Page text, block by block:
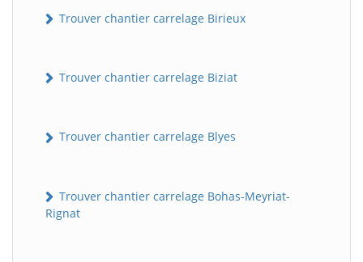
Trouver chantier carrelage Birieux
Trouver chantier carrelage Biziat
Trouver chantier carrelage Blyes
Trouver chantier carrelage Bohas-Meyriat-
Rignat